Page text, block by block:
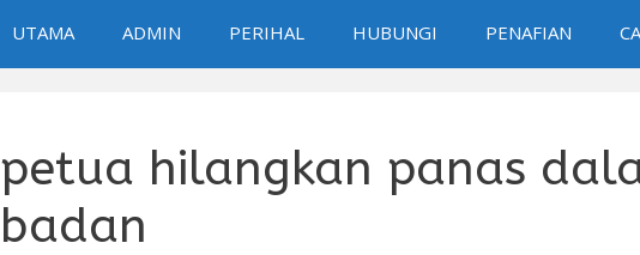
UTAMA ADMIN PERIHAL HUBUNGI PENAFIAN
petua hilangkan panas
badan